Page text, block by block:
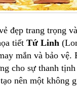
đẹp trang trọng
tiết Tứ Linh
mắn và bảo vệ.
cho sự thanh
nên một không